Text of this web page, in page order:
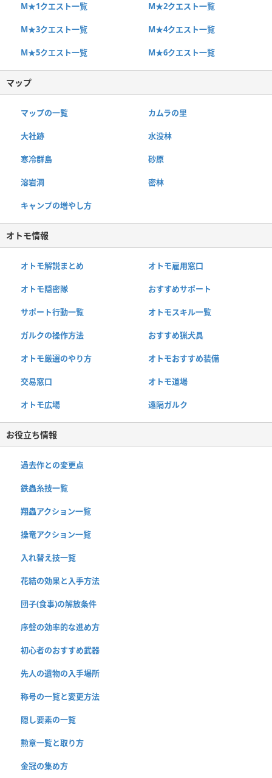
M★1クエスト一覧 M★2クエスト一覧
M★3クエスト一覧 M★4クエスト一覧
M★5クエスト一覧 M★6クエスト一覧
マップ
マップの一覧 カムラの里
大社跡 水没林
寒冷群島 砂原
溶岩洞 密林
キャンプの増やし方
オトモ情報
オトモ解説まとめ オトモ雇用窓口
オトモ隠密隊 おすすめサポート
サポート行動一覧 オトモスキル一覧
ガルクの操作方法 おすすめ猟犬具
オトモ厳選のやり方 オトモおすすめ装備
交易窓口 オトモ道場
オトモ広場 遠隔ガルク
お役立ち情報
過去作との変更点
鉄蟲糸技一覧
翔蟲アクション一覧
操竜アクション一覧
入れ替え技一覧
花結の効果と入手方法
団子(食事)の解放条件
序盤の効率的な進め方
初心者のおすすめ武器
先人の遺物の入手場所
称号の一覧と変更方法
隠し要素の一覧
勲章一覧と取り方
金冠の集め方